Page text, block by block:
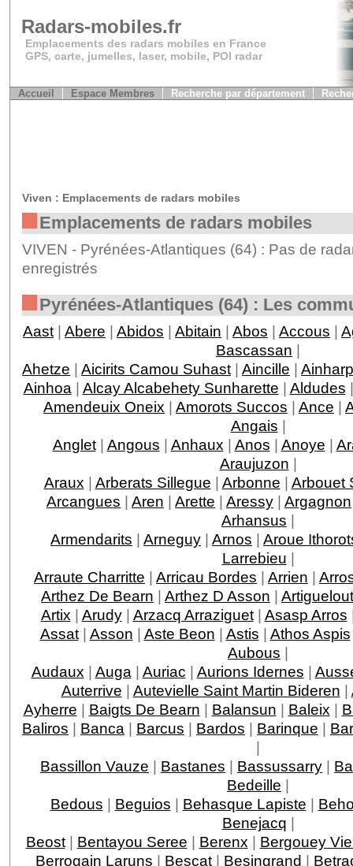
Radars-mobiles.fr
Emplacements des radars mobiles en France
GPS, carte, jumelles, laser, mobile, POI radar
Accueil Espace Membres Recherche par département
Viven : Emplacements de radars mobiles
Emplacements de radars mobiles
VIVEN - Pyrénées-Atlantiques (64) : Pas de
enregistrés
Pyrénées-Atlantiques (64) : Les
Aast | Abere | Abidos | Abitain | Abos | Accous |
Bascassan |
Ahetze | Aicirits Camou Suhast | Aincille | Ainharp
Ainhoa | Alcay Alcabehety Sunharette | Aldudes
Amendeuix Oneix | Amorots Succos | Ance |
Angais |
Anglet| Angous | Anhaux | Anos | Anoye |
Araujuzon |
Araux | Arberats Sillegue | Arbonne | Arbouet
Arcangues | Aren | Arette | Aressy | Argagnon
Arhansus |
Armendarits | Arneguy | Arnos | Aroue
Larrebieu |
Arraute Charritte | Arricau Bordes | Arrien |
Arthez De Bearn | Arthez D Asson |
Artix | Arudy| Arzacq Arraziguet| Asasp Arros
Assat| Asson | Aste Beon | Astis | Athos Aspis
Aubous |
Audaux | Auga | Auriac | Aurions Idernes |
Auterrive | Autevielle Saint Martin Bideren |
Ayherre | Baigts De Bearn | Balansun | Baleix |
Baliros | Banca | Barcus | Bardos | Barinque |
|
Bassillon Vauze | Bastanes | Bassussarry |
Bedeille |
Bedous | Beguios | Behasque Lapiste |
Benejacq |
Beost| Bentayou Seree | Berenx | Bergouey
Berrogain Laruns | Bescat| Besingrand |